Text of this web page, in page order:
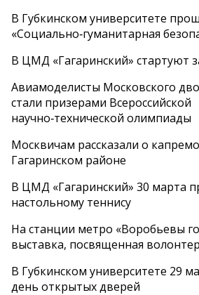
В Губкинском университете
«Социально‑гуманитарная
В ЦМД «Гагаринский» стартуют
Авиамоделисты Московского
стали призерами Всероссийской
научно‑технической олимпиады
Москвичам рассказали о
Гагаринском районе
В ЦМД «Гагаринский» 30 марта
настольному теннису
На станции метро «Воробьевы
выставка, посвященная
В Губкинском университете 29
день открытых дверей